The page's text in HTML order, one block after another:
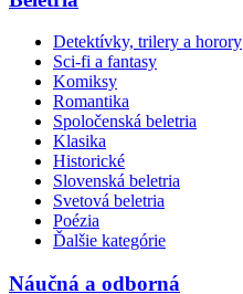
Detektívky, trilery a horory
Sci-fi a fantasy
Komiksy
Romantika
Spoločenská beletria
Klasika
Historické
Slovenská beletria
Svetová beletria
Poézia
Ďalšie kategórie
Náučná a odborná